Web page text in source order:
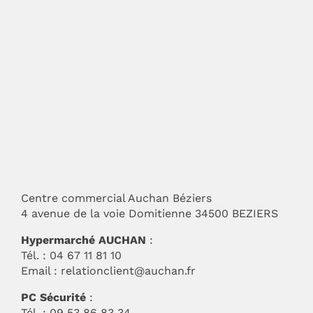
Centre commercial Auchan Béziers
4 avenue de la voie Domitienne 34500 BEZIERS
Hypermarché AUCHAN :
Tél. : 04 67 11 81 10
Email : relationclient@auchan.fr
PC Sécurité :